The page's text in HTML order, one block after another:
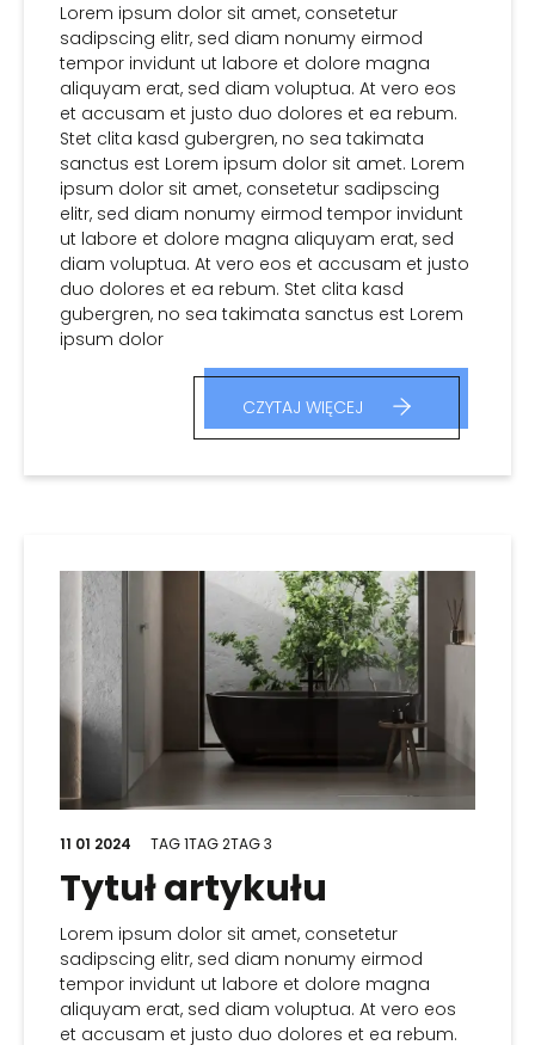
Lorem ipsum dolor sit amet, consetetur
sadipscing elitr, sed diam nonumy eirmod
tempor invidunt ut labore et dolore magna
aliquyam erat, sed diam voluptua. At vero eos
et accusam et justo duo dolores et ea rebum.
Stet clita kasd gubergren, no sea takimata
sanctus est Lorem ipsum dolor sit amet. Lorem
ipsum dolor sit amet, consetetur sadipscing
elitr, sed diam nonumy eirmod tempor invidunt
ut labore et dolore magna aliquyam erat, sed
diam voluptua. At vero eos et accusam et justo
duo dolores et ea rebum. Stet clita kasd
gubergren, no sea takimata sanctus est Lorem
ipsum dolor
CZYTAJ WIĘCEJ
11 01 2024 TAG 1TAG 2TAG 3
Tytuł artykułu
Lorem ipsum dolor sit amet, consetetur
sadipscing elitr, sed diam nonumy eirmod
tempor invidunt ut labore et dolore magna
aliquyam erat, sed diam voluptua. At vero eos
et accusam et justo duo dolores et ea rebum.